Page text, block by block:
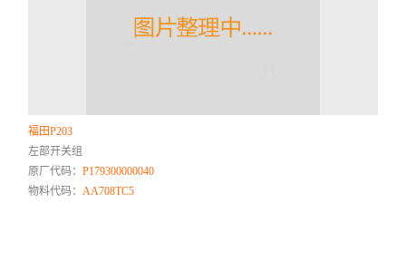
福田P203
左部开关组
原厂代码：P179300000040
物料代码：AA708TC5